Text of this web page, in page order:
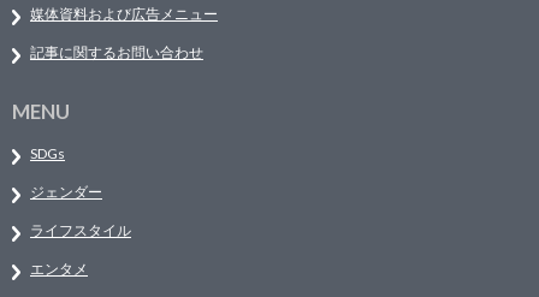
媒体資料および広告メニュー
記事に関するお問い合わせ
MENU
SDGs
ジェンダー
ライフスタイル
エンタメ